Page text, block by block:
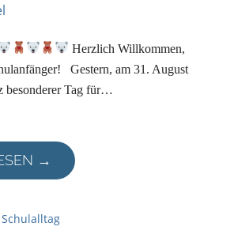
Herzlich Willkommen,
Gestern, am 31. August
besonderer Tag für…
→
Schulalltag